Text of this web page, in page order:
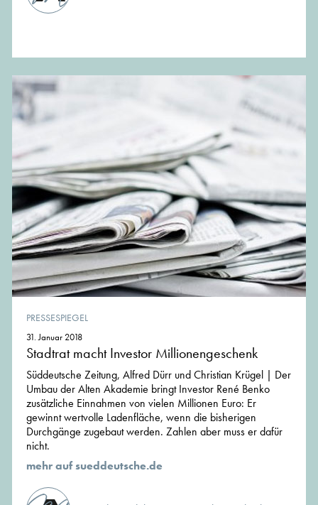
PRESSESPIEGEL
31. Januar 2018
Stadtrat macht Investor Millionengeschenk
Süddeutsche Zeitung, Alfred Dürr und Christian Krügel | Der
Umbau der Alten Akademie bringt Investor René Benko
zusätzliche Einnahmen von vielen Millionen Euro: Er
gewinnt wertvolle Ladenfläche, wenn die bisherigen
Durchgänge zugebaut werden. Zahlen aber muss er dafür
nicht.
mehr auf sueddeutsche.de